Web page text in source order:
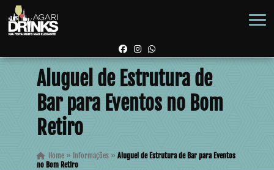
Aluguel de Estrutura de
Bar para Eventos no Bom
Retiro
Home» Informações » Aluguel de Estrutura de Bar para Eventos
no Bom Retiro